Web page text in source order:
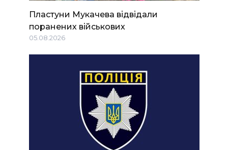
Пластуни Мукачева відвідали
поранених військових
05.08.2026